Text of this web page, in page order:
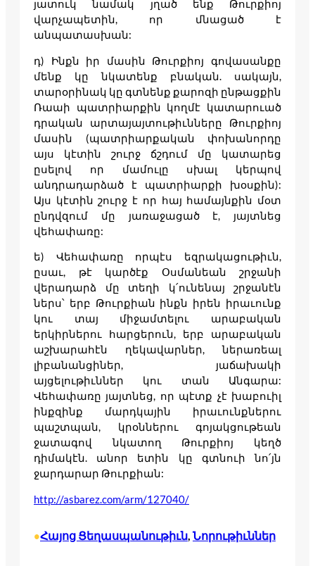
յատուկ նամակ յղած ենք Թուրքիոյ
վարչապետին, որ մնացած է
անպատասխան:
դ) Ինքն իր մասին Թուրքիոյ գովասանքը
մենք կը նկատենք բնական. սակայն,
տարօրինակ կը գտնենք քարոզի ընթացքին
Ռաաի պատրիարքին կողմէ կատարուած
դրական արտայայտութիւնները Թուրքիոյ
մասին (պատրիարքական փոխանորդը
այս կէտին շուրջ ճշդում մը կատարեց
ըսելով որ մամուլը սխալ կերպով
անդրադարձած է պատրիարքի խօսքին):
Այս կէտին շուրջ է որ հայ համայնքին մօտ
ընդվզում մը յառաջացած է, յայտնեց
վեհափառը:
ե) Վեհափառը որպէս եզրակացութիւն,
ըսաւ, թէ կարծէք Օսմանեան շրջանի
վերադարձ մը տեղի կ՛ունենայ շրջանէն
ներս՝ երբ Թուրքիան ինքն իրեն իրաւունք
կու տայ միջամտելու արաբական
երկիրներու հարցերուն, երբ արաբական
աշխարահէն ղեկավարներ, ներառեալ
լիբանանցիներ, յաճախակի
այցելութիւններ կու տան Անգարա:
Վեհափառը յայտնեց, որ պէտք չէ խաբուիլ
ինքզինք մարդկային իրաւունքներու
պաշտպան, կրօններու գոյակցութեան
ջատագով նկատող Թուրքիոյ կեղծ
դիմակէն. անոր ետին կը գտնուի նո՛յն
ջարդարար Թուրքիան:
http://asbarez.com/arm/127040/
•Հայոց Ցեղասպանութիւն, Նորութիւններ